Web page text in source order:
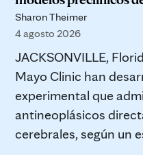
Sharon Theimer
4 agosto 2026
JACKSONVILLE,
Mayo Clinic han
experimental que
antineoplásicos
cerebrales, según un